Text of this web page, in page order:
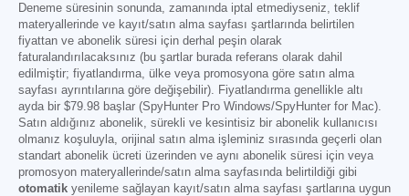
Deneme süresinin sonunda, zamanında iptal etmediyseniz, teklif
materyallerinde ve kayıt/satın alma sayfası şartlarında belirtilen
fiyattan ve abonelik süresi için derhal peşin olarak
faturalandırılacaksınız (bu şartlar burada referans olarak dahil
edilmiştir; fiyatlandırma, ülke veya promosyona göre satın alma
sayfası ayrıntılarına göre değişebilir). Fiyatlandırma genellikle altı
ayda bir $79.98 başlar (SpyHunter Pro Windows/SpyHunter for Mac).
Satın aldığınız abonelik, sürekli ve kesintisiz bir abonelik kullanıcısı
olmanız koşuluyla, orijinal satın alma işleminiz sırasında geçerli olan
standart abonelik ücreti üzerinden ve aynı abonelik süresi için veya
promosyon materyallerinde/satın alma sayfasında belirtildiği gibi
otomatik yenileme sağlayan kayıt/satın alma sayfası şartlarına uygun